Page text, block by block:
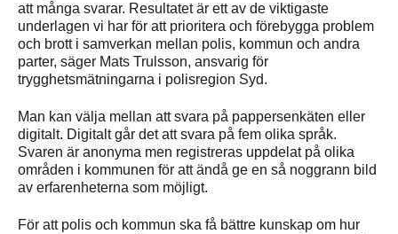
att många svarar. Resultatet är ett av de viktigaste
underlagen vi har för att prioritera och förebygga problem
och brott i samverkan mellan polis, kommun och andra
parter, säger Mats Trulsson, ansvarig för
trygghetsmätningarna i polisregion Syd.
Man kan välja mellan att svara på pappersenkäten eller
digitalt. Digitalt går det att svara på fem olika språk.
Svaren är anonyma men registreras uppdelat på olika
områden i kommunen för att ändå ge en så noggrann bild
av erfarenheterna som möjligt.
För att polis och kommun ska få bättre kunskap om hur